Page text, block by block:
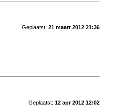
Geplaatst: 21 maart 2012 21:36
Geplaatst: 12 apr 2012 12:02